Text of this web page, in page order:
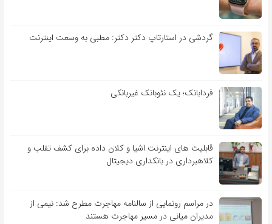
گردشی در استارتاپ دکتر دکتر: مطبی به وسعت اینترنت
فردابانک؛ یک نئوبانک غیربانکی
قابلیت ‏های اینترنت اشیا و کلان‏ داده برای کشف تقلب و
کلاهبرداری در بانکداری دیجیتال
در مراسم رونمایی از سالنامه مهاجرت مطرح شد: نیمی از
مدیران میانی در مسیر مهاجرت هستند